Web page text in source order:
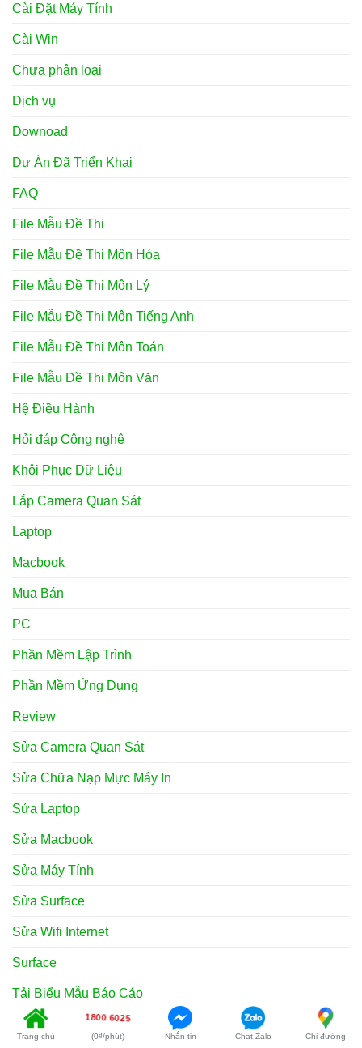
Cài Đặt Máy Tính
Cài Win
Chưa phân loại
Dịch vụ
Downoad
Dự Án Đã Triển Khai
FAQ
File Mẫu Đề Thi
File Mẫu Đề Thi Môn Hóa
File Mẫu Đề Thi Môn Lý
File Mẫu Đề Thi Môn Tiếng Anh
File Mẫu Đề Thi Môn Toán
File Mẫu Đề Thi Môn Văn
Hệ Điều Hành
Hỏi đáp Công nghệ
Khôi Phục Dữ Liệu
Lắp Camera Quan Sát
Laptop
Macbook
Mua Bán
PC
Phần Mềm Lập Trình
Phần Mềm Ứng Dụng
Review
Sửa Camera Quan Sát
Sửa Chữa Nạp Mực Máy In
Sửa Laptop
Sửa Macbook
Sửa Máy Tính
Sửa Surface
Sửa Wifi Internet
Surface
Tải Biểu Mẫu Báo Cáo
Tải Biểu Mẫu Biên Bản Bàn Giao
Trang chủ
1800 6025
(0₫/phút) Nhắn tin Chat Zalo Chỉ đường